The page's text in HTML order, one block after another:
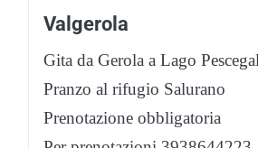
Valgerola
Gita da Gerola a Lago
Pranzo al rifugio Salurano
Prenotazione obbligatoria